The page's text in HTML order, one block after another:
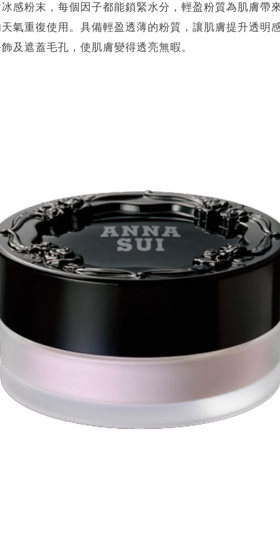
感粉末，每個因子都能鎖緊水分，輕盈粉質為肌膚帶
氣重復使用。具備輕盈透薄的粉質，讓肌膚提升透明
及遮蓋毛孔，使肌膚變得透亮無暇。